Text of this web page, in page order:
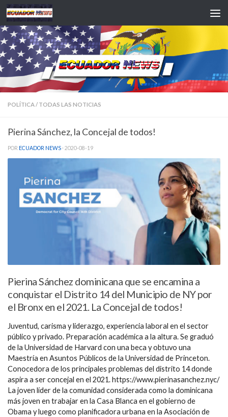
Saltar al contenido
POLÍTICA/ TODAS LAS NOTICIAS
Pierina Sánchez, la Concejal de todos!
POR ECUADOR NEWS · 2020-08-19
Pierina Sánchez dominicana que se encamina a
conquistar el Distrito 14 del Municipio de NY por
el Bronx en el 2021. La Concejal de todos!
Juventud, carisma y liderazgo, experiencia laboral en el sector
público y privado. Preparación académica a la altura. Se graduó
de la Universidad de Harvard con una beca y obtuvo una
Maestría en Asuntos Públicos de la Universidad de Princeton.
Conocedora de los principales problemas del distrito 14 donde
aspira a ser concejal en el 2021. https://www.pierinasanchez.nyc/
La joven líder de la comunidad considerada como la dominicana
más joven en trabajar en la Casa Blanca en el gobierno de
Obama y luego como planificadora urbana en la Asociación de